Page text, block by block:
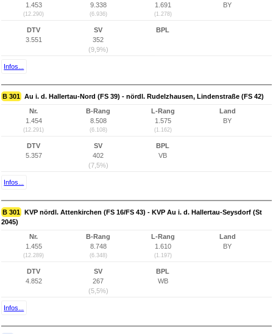
1.453
(12.290)
9.338
(6.936)
1.691
(1.278)
BY
DTV
3.551
SV
352
(9,9%)
BPL
Infos...
B 301 Au i. d. Hallertau-Nord (FS 39) - nördl. Rudelzhausen, Lindenstraße (FS 42)
Nr.
1.454
(12.291)
B-Rang
8.508
(6.108)
L-Rang
1.575
(1.162)
Land
BY
DTV
5.357
SV
402
(7,5%)
BPL
VB
Infos...
B 301 KVP nördl. Attenkirchen (FS 16/FS 43) - KVP Au i. d. Hallertau-Seysdorf (St
2045)
Nr.
1.455
(12.289)
B-Rang
8.748
(6.348)
L-Rang
1.610
(1.197)
Land
BY
DTV
4.852
SV
267
(5,5%)
BPL
WB
Infos...